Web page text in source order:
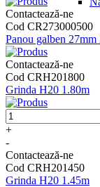
Contactează-ne
Cod CR273000500
Panou galben
Contactează-ne
Cod CRH201800
Grinda H20 1.80m
+
-
Contactează-ne
Cod CRH201450
Grinda H20 1.45m